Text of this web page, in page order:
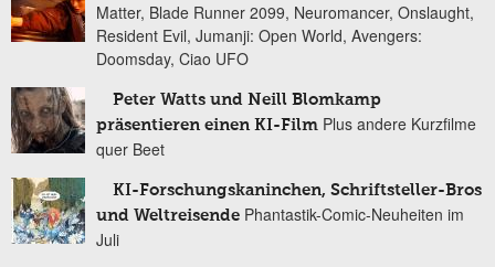
Matter, Blade Runner 2099, Neuromancer, Onslaught,
Resident Evil, Jumanji: Open World, Avengers:
Doomsday, Ciao UFO
Peter Watts und Neill Blomkamp
präsentieren einen KI-Film Plus andere Kurzfilme
quer Beet
KI-Forschungskaninchen, Schriftsteller-Bros
und Weltreisende Phantastik-Comic-Neuheiten im
Juli